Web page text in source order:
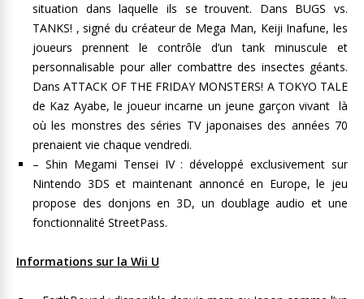
situation dans laquelle ils se trouvent. Dans BUGS vs.
TANKS! , signé du créateur de Mega Man, Keiji Inafune, les
joueurs prennent le contrôle d’un tank minuscule et
personnalisable pour aller combattre des insectes géants.
Dans ATTACK OF THE FRIDAY MONSTERS! A TOKYO TALE
de Kaz Ayabe, le joueur incarne un jeune garçon vivant là
où les monstres des séries TV japonaises des années 70
prenaient vie chaque vendredi.
– Shin Megami Tensei IV : développé exclusivement sur
Nintendo 3DS et maintenant annoncé en Europe, le jeu
propose des donjons en 3D, un doublage audio et une
fonctionnalité StreetPass.
Informations sur la Wii U